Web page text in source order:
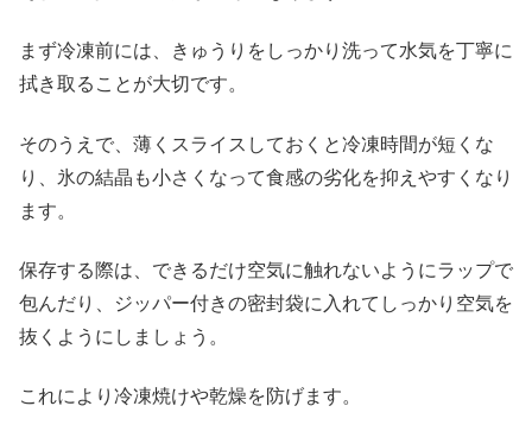
まず冷凍前には、きゅうりをしっかり洗って水気を丁寧に
拭き取ることが大切です。
そのうえで、薄くスライスしておくと冷凍時間が短くな
り、氷の結晶も小さくなって食感の劣化を抑えやすくなり
ます。
保存する際は、できるだけ空気に触れないようにラップで
包んだり、ジッパー付きの密封袋に入れてしっかり空気を
抜くようにしましょう。
これにより冷凍焼けや乾燥を防げます。